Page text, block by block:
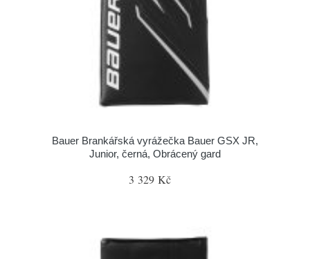
Bauer Brankářská vyrážečka Bauer GSX JR,
Junior, černá, Obrácený gard
3 329 Kč